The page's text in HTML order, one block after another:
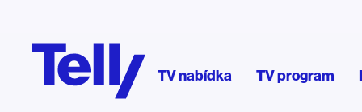
TV nabídka TV program